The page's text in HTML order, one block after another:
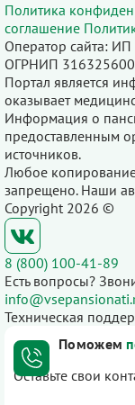
Политика
соглашение
Оператор сайта:
ОГРНИП
Портал является
оказывает
Информация о
предоставленным
источников.
Любое
запрещено. Наши
Copyright 2026 ©
8 (800) 100-41-89
Есть вопросы?
Техническая
Поможем
Оставьте свои